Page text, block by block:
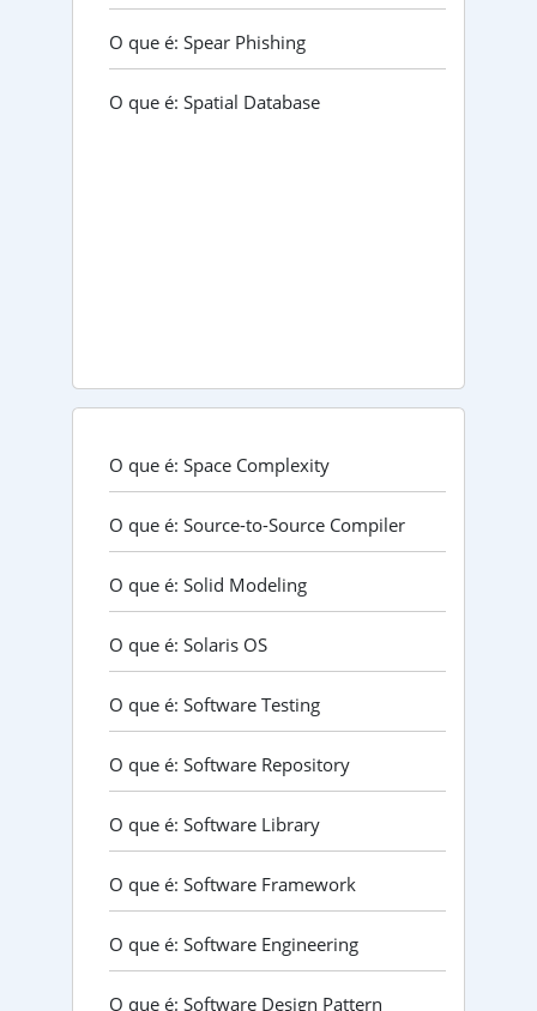
O que é: Spear Phishing
O que é: Spatial Database
O que é: Space Complexity
O que é: Source-to-Source Compiler
O que é: Solid Modeling
O que é: Solaris OS
O que é: Software Testing
O que é: Software Repository
O que é: Software Library
O que é: Software Framework
O que é: Software Engineering
O que é: Software Design Pattern